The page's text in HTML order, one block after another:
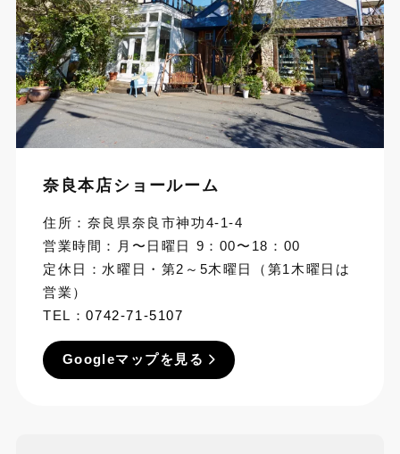
奈良本店ショールーム
住所：奈良県奈良市神功4-1-4
営業時間：月〜日曜日 9：00〜18：00
定休日：水曜日・第2～5木曜日（第1木曜日は
営業）
TEL：0742-71-5107
Googleマップを見る